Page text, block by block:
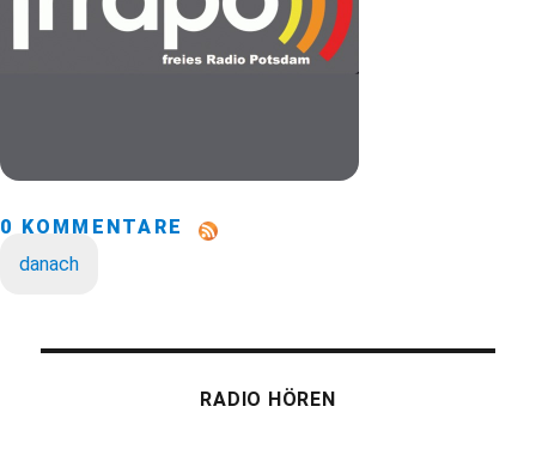
0 KOMMENTARE
danach
RADIO HÖREN